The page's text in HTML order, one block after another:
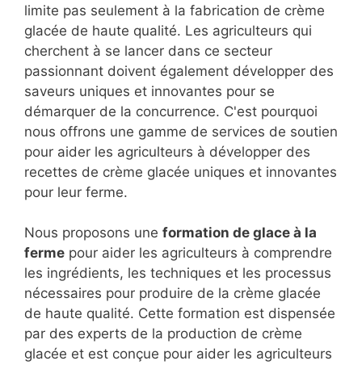
limite pas seulement à la fabrication de crème
glacée de haute qualité. Les agriculteurs qui
cherchent à se lancer dans ce secteur
passionnant doivent également développer des
saveurs uniques et innovantes pour se
démarquer de la concurrence. C'est pourquoi
nous offrons une gamme de services de soutien
pour aider les agriculteurs à développer des
recettes de crème glacée uniques et innovantes
pour leur ferme.
Nous proposons une formation de glace à la
ferme pour aider les agriculteurs à comprendre
les ingrédients, les techniques et les processus
nécessaires pour produire de la crème glacée
de haute qualité. Cette formation est dispensée
par des experts de la production de crème
glacée et est conçue pour aider les agriculteurs